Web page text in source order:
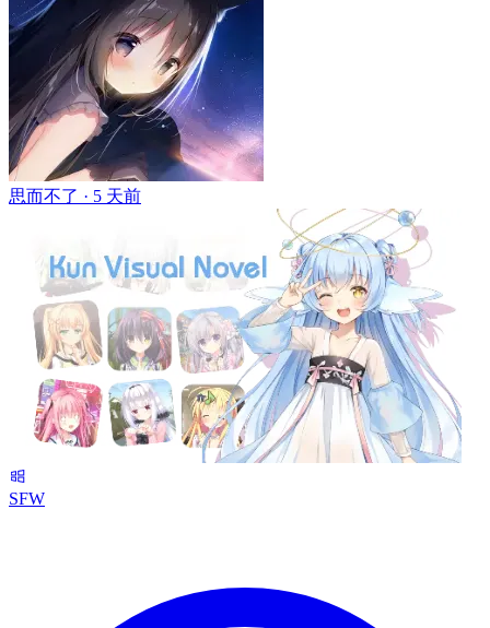
思而不了 · 5 天前
SFW